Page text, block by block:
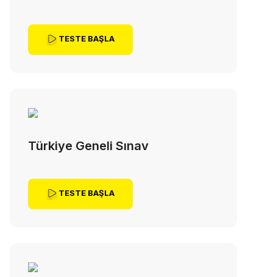
TESTE BAŞLA
Türkiye Geneli Sınav
TESTE BAŞLA